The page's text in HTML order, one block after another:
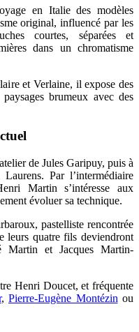
en Italie des modèles
original, influencé par les
courtes, séparées et
dans un chromatisme
et Verlaine, il expose des
brumeux avec des
de Jules Garipuy, puis à
Par l’intermédiaire
Martin s’intéresse aux
évoluer sa technique.
pastelliste rencontrée
leurs quatre fils deviendront
Martin et Jacques Martin-
Henri Doucet, et fréquente
, Pierre-Eugène Montézin ou